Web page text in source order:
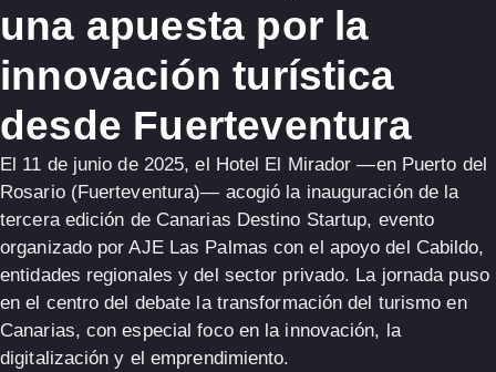
una apuesta por la
innovación turística
desde Fuerteventura
El 11 de junio de 2025, el Hotel El Mirador —en Puerto del
Rosario (Fuerteventura)— acogió la inauguración de la
tercera edición de Canarias Destino Startup, evento
organizado por AJE Las Palmas con el apoyo del Cabildo,
entidades regionales y del sector privado. La jornada puso
en el centro del debate la transformación del turismo en
Canarias, con especial foco en la innovación, la
digitalización y el emprendimiento.